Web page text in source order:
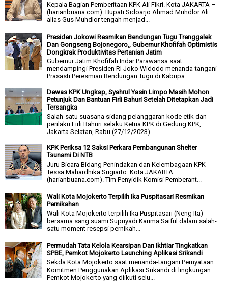
Kepala Bagian Pemberitaan KPK Ali Fikri. Kota JAKARTA –
(harianbuana.com). Bupati Sidoarjo Ahmad Muhdlor Ali
alias Gus Muhdlor tengah menjad...
Presiden Jokowi Resmikan Bendungan Tugu Trenggalek
Dan Gongseng Bojonegoro,, Gubernur Khofifah Optimistis
Dongkrak Produktivitas Pertanian Jatim
Gubernur Jatim Khofifah Indar Parawansa saat
mendampingi Presiden RI Joko Widodo menanda-tangani
Prasasti Peresmian Bendungan Tugu di Kabupa...
Dewas KPK Ungkap, Syahrul Yasin Limpo Masih Mohon
Petunjuk Dan Bantuan Firli Bahuri Setelah Ditetapkan Jadi
Tersangka
Salah-satu suasana sidang pelanggaran kode etik dan
perilaku Firli Bahuri selaku Ketua KPK di Gedung KPK,
Jakarta Selatan, Rabu (27/12/2023)...
KPK Periksa 12 Saksi Perkara Pembangunan Shelter
Tsunami Di NTB
Juru Bicara Bidang Penindakan dan Kelembagaan KPK
Tessa Mahardhika Sugiarto. Kota JAKARTA –
(harianbuana.com). Tim Penyidik Komisi Pemberant...
Wali Kota Mojokerto Terpilih Ika Puspitasari Resmikan
Pernikahan
Wali Kota Mojokerto terpilih Ika Puspitasari (Neng Ita)
bersama sang suami Supriyadi Karima Saiful dalam salah-
satu moment resepsi pernikah...
Permudah Tata Kelola Kearsipan Dan Ikhtiar Tingkatkan
SPBE, Pemkot Mojokerto Launching Aplikasi Srikandi
Sekda Kota Mojokerto saat menanda-tangani Pernyataan
Komitmen Penggunakan Aplikasi Srikandi di lingkungan
Pemkot Mojokerto yang diikuti selu...